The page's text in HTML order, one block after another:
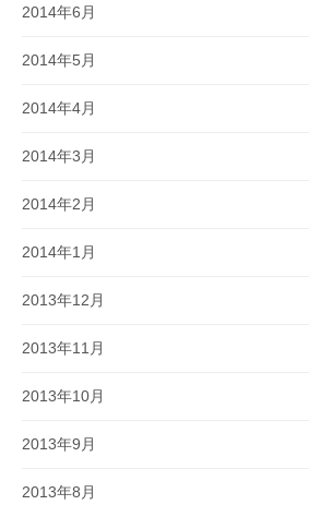
2014年6月
2014年5月
2014年4月
2014年3月
2014年2月
2014年1月
2013年12月
2013年11月
2013年10月
2013年9月
2013年8月